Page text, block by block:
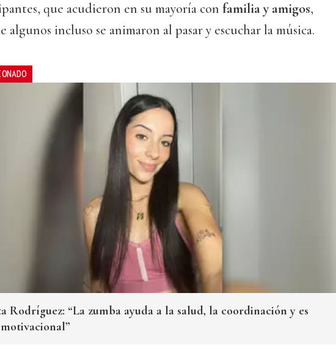
que acudieron en su mayoría con familia y amigos,
algunos incluso se animaron al pasar y escuchar la música.
Rodríguez: “La zumba ayuda a la salud, la coordinación y es